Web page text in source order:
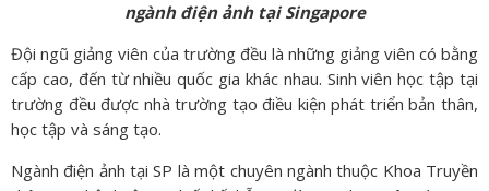
ngành điện ảnh tại Singapore
Đội ngũ giảng viên của trường đều là những giảng viên có bằng
cấp cao, đến từ nhiều quốc gia khác nhau. Sinh viên học tập tại
trường đều được nhà trường tạo điều kiện phát triển bản thân,
học tập và sáng tạo.
Ngành điện ảnh tại SP là một chuyên ngành thuộc Khoa Truyền